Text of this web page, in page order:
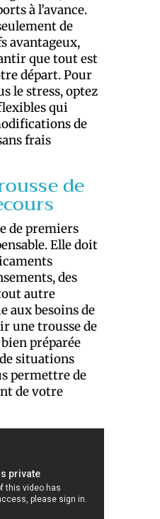
à l’avance.
de
avantageux,
que tout est
départ. Pour
le stress, optez
qui
de
frais
de
de premiers
Elle doit
des
autre
aux besoins de
une trousse de
préparée
situations
permettre de
de votre